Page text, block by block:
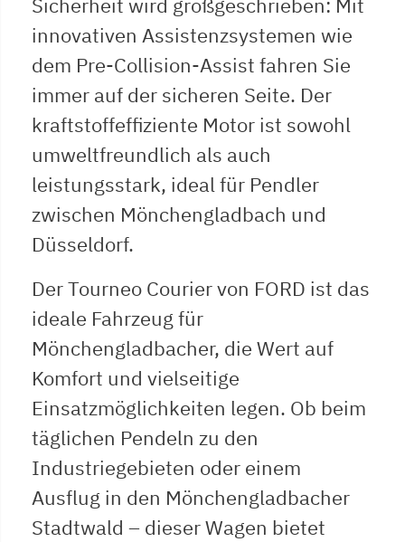
innovativen Assistenzsystemen wie
dem Pre-Collision-Assist fahren Sie
immer auf der sicheren Seite. Der
kraftstoffeffiziente Motor ist sowohl
umweltfreundlich als auch
leistungsstark, ideal für Pendler
zwischen Mönchengladbach und
Düsseldorf.
Der Tourneo Courier von FORD ist das
ideale Fahrzeug für
Mönchengladbacher, die Wert auf
Komfort und vielseitige
Einsatzmöglichkeiten legen. Ob beim
täglichen Pendeln zu den
Industriegebieten oder einem
Ausflug in den Mönchengladbacher
Stadtwald – dieser Wagen bietet